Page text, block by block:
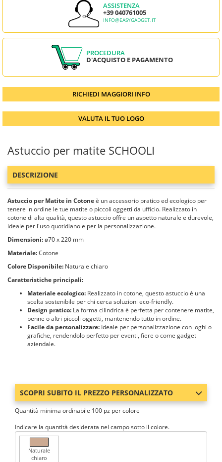
ASSISTENZA
+39 040761005
INFO@EASYGADGET.IT
PROCEDURA
D'ACQUISTO E PAGAMENTO
RICHIEDI MAGGIORI INFO
VALUTA IL TUO LOGO
Astuccio per matite SCHOOLI
DESCRIZIONE
Astuccio per Matite in Cotoneè un accessorio pratico ed ecologico per
tenere in ordine le tue matite o piccoli oggetti da ufficio. Realizzato in
cotone di alta qualità, questo astuccio offre un aspetto naturale e durevole,
ideale per l'uso quotidiano e per la personalizzazione.
Dimensioni:ø70 x 220 mm
Materiale:Cotone
Colore Disponibile: Naturale chiaro
Caratteristiche principali:
Materiale ecologico: Realizzato in cotone, questo astuccio è una
scelta sostenibile per chi cerca soluzioni eco-friendly.
Design pratico: La forma cilindrica è perfetta per contenere matite,
penne o altri piccoli oggetti, mantenendo tutto in ordine.
Facile da personalizzare: Ideale per personalizzazione con loghi o
grafiche, rendendolo perfetto per eventi, fiere o come gadget
aziendale.
SCOPRI SUBITO IL PREZZO PERSONALIZZATO
Quantità minima ordinabile 100 pz per colore
Indicare la quantità desiderata nel campo sotto il colore.
Naturale
chiaro